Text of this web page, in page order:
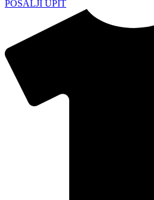
POŠALJI UPIT